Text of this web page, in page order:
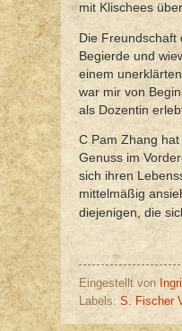
mit Klischees
Die Freundschaft
Begierde und
einem
war mir von
als Dozentin
C Pam Zhang
Genuss im
sich ihren
mittelmäßig
diejenigen, die
Eingestellt von
Labels: S. Fischer